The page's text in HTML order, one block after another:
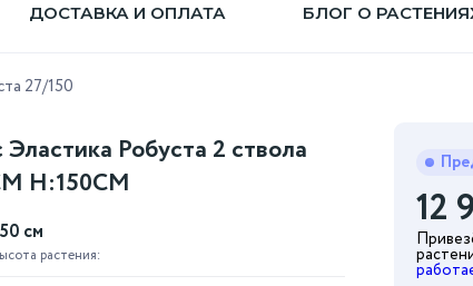
ДОСТАВКА И ОПЛАТА БЛОГ О
27/150
Робуста 2 ствола
H:150СМ
растения:
см 12